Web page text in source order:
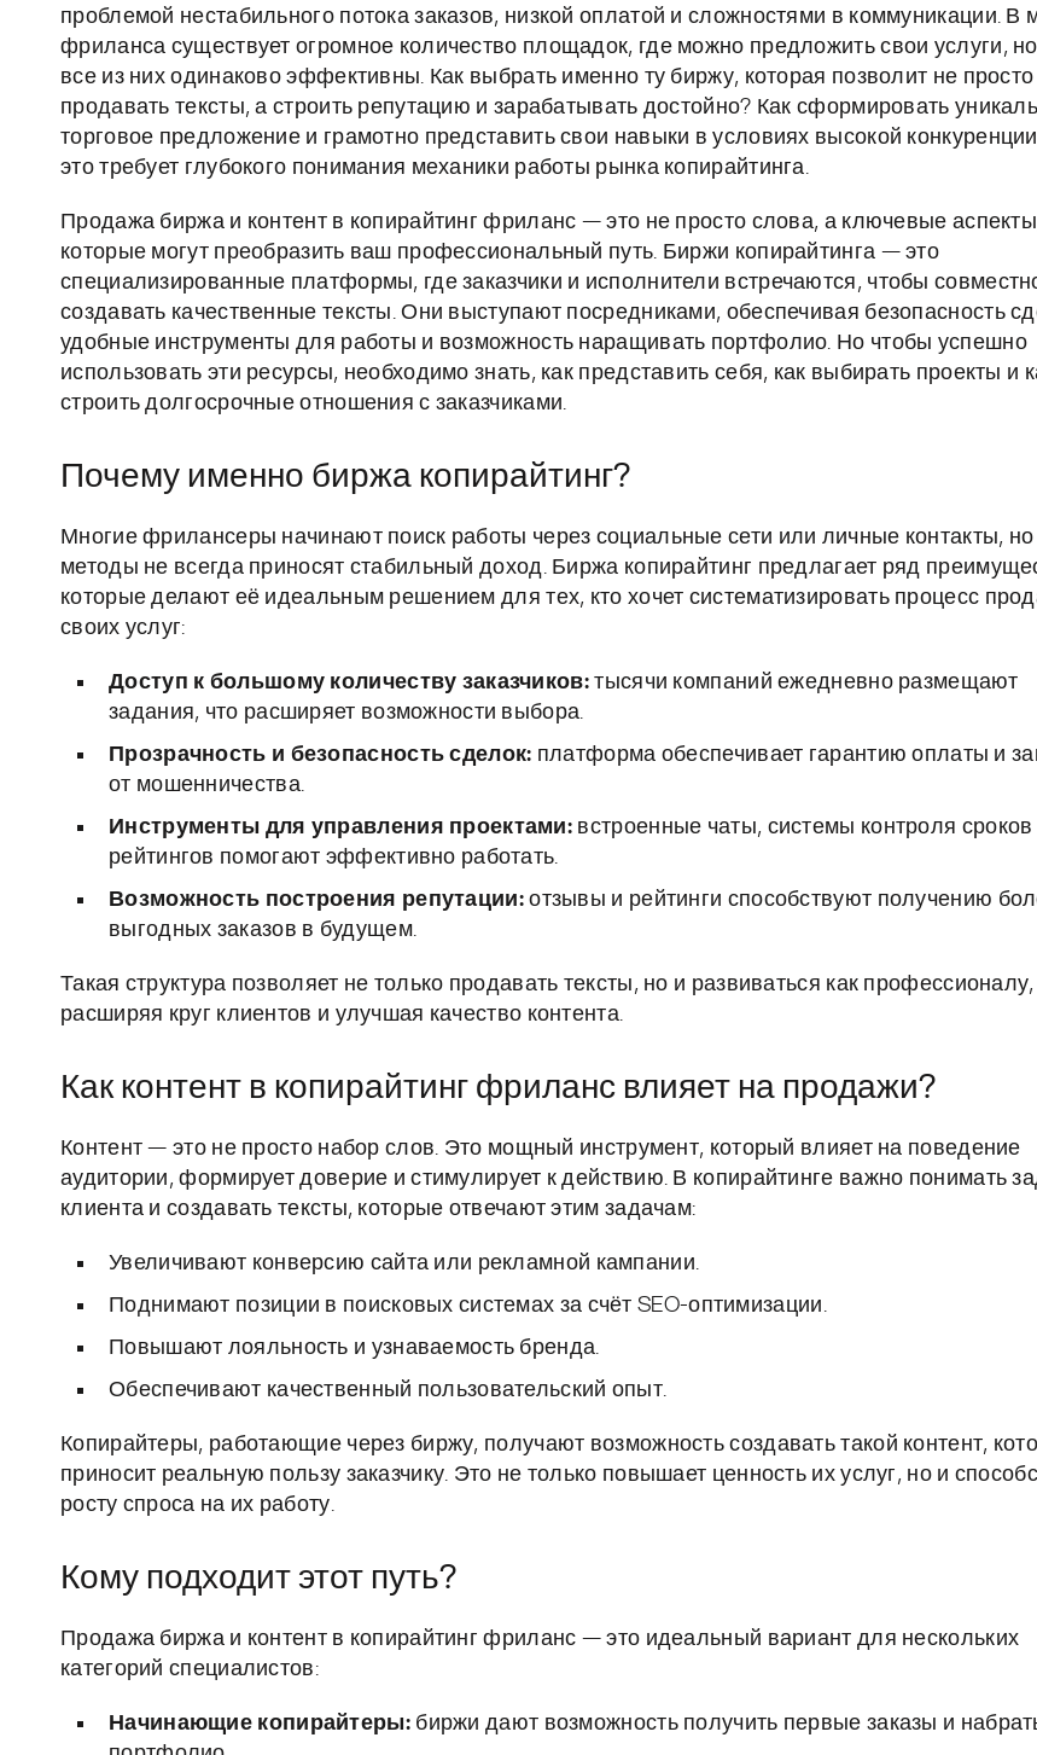
проблемой нестабильного потока заказов, низкой оплатой и сложностями в коммуникации. В
фриланса существует огромное количество площадок, где можно предложить свои услуги,
все из них одинаково эффективны. Как выбрать именно ту биржу, которая позволит не просто
продавать тексты, а строить репутацию и зарабатывать достойно? Как сформировать
торговое предложение и грамотно представить свои навыки в условиях высокой
это требует глубокого понимания механики работы рынка копирайтинга.
Продажа биржа и контент в копирайтинг фриланс — это не просто слова, а ключевые
которые могут преобразить ваш профессиональный путь. Биржи копирайтинга — это
специализированные платформы, где заказчики и исполнители встречаются, чтобы
создавать качественные тексты. Они выступают посредниками, обеспечивая безопасность
удобные инструменты для работы и возможность наращивать портфолио. Но чтобы успешно
использовать эти ресурсы, необходимо знать, как представить себя, как выбирать проекты и
строить долгосрочные отношения с заказчиками.
Почему именно биржа копирайтинг?
Многие фрилансеры начинают поиск работы через социальные сети или личные контакты, но
методы не всегда приносят стабильный доход. Биржа копирайтинг предлагает ряд
которые делают её идеальным решением для тех, кто хочет систематизировать процесс
своих услуг:
Доступ к большому количеству заказчиков: тысячи компаний ежедневно размещают
задания, что расширяет возможности выбора.
Прозрачность и безопасность сделок: платформа обеспечивает гарантию оплаты и
от мошенничества.
Инструменты для управления проектами: встроенные чаты, системы контроля сроков
рейтингов помогают эффективно работать.
Возможность построения репутации:отзывы и рейтинги способствуют получению
выгодных заказов в будущем.
Такая структура позволяет не только продавать тексты, но и развиваться как профессионалу,
расширяя круг клиентов и улучшая качество контента.
Как контент в копирайтинг фриланс влияет на продажи?
Контент — это не просто набор слов. Это мощный инструмент, который влияет на поведение
аудитории, формирует доверие и стимулирует к действию. В копирайтинге важно понимать
клиента и создавать тексты, которые отвечают этим задачам:
Увеличивают конверсию сайта или рекламной кампании.
Поднимают позиции в поисковых системах за счёт SEO-оптимизации.
Повышают лояльность и узнаваемость бренда.
Обеспечивают качественный пользовательский опыт.
Копирайтеры, работающие через биржу, получают возможность создавать такой контент,
приносит реальную пользу заказчику. Это не только повышает ценность их услуг, но и
росту спроса на их работу.
Кому подходит этот путь?
Продажа биржа и контент в копирайтинг фриланс — это идеальный вариант для нескольких
категорий специалистов:
Начинающие копирайтеры:биржи дают возможность получить первые заказы и